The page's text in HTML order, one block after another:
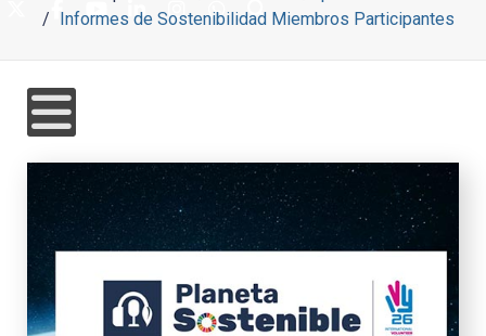
Informes de Sostenibilidad Miembros Participantes